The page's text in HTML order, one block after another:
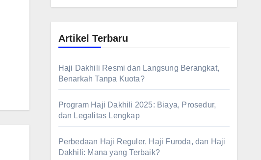
Artikel Terbaru
Haji Dakhili Resmi dan Langsung Berangkat,
Benarkah Tanpa Kuota?
Program Haji Dakhili 2025: Biaya, Prosedur,
dan Legalitas Lengkap
Perbedaan Haji Reguler, Haji Furoda, dan Haji
Dakhili: Mana yang Terbaik?